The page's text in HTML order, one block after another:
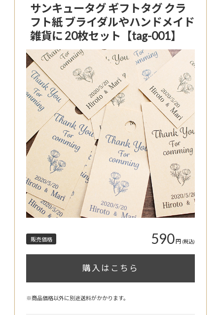
サンキュータグ ギフトタグ クラ
フト紙 ブライダルやハンドメイド
雑貨に 20枚セット【tag-001】
販売価格 590 円 (税込)
購入はこちら
※商品価格以外に別途送料がかかります。